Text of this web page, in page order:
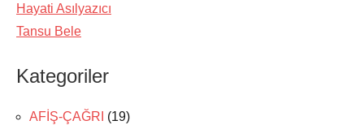
Hayati Asılyazıcı
Tansu Bele
Kategoriler
AFİŞ-ÇAĞRI (19)